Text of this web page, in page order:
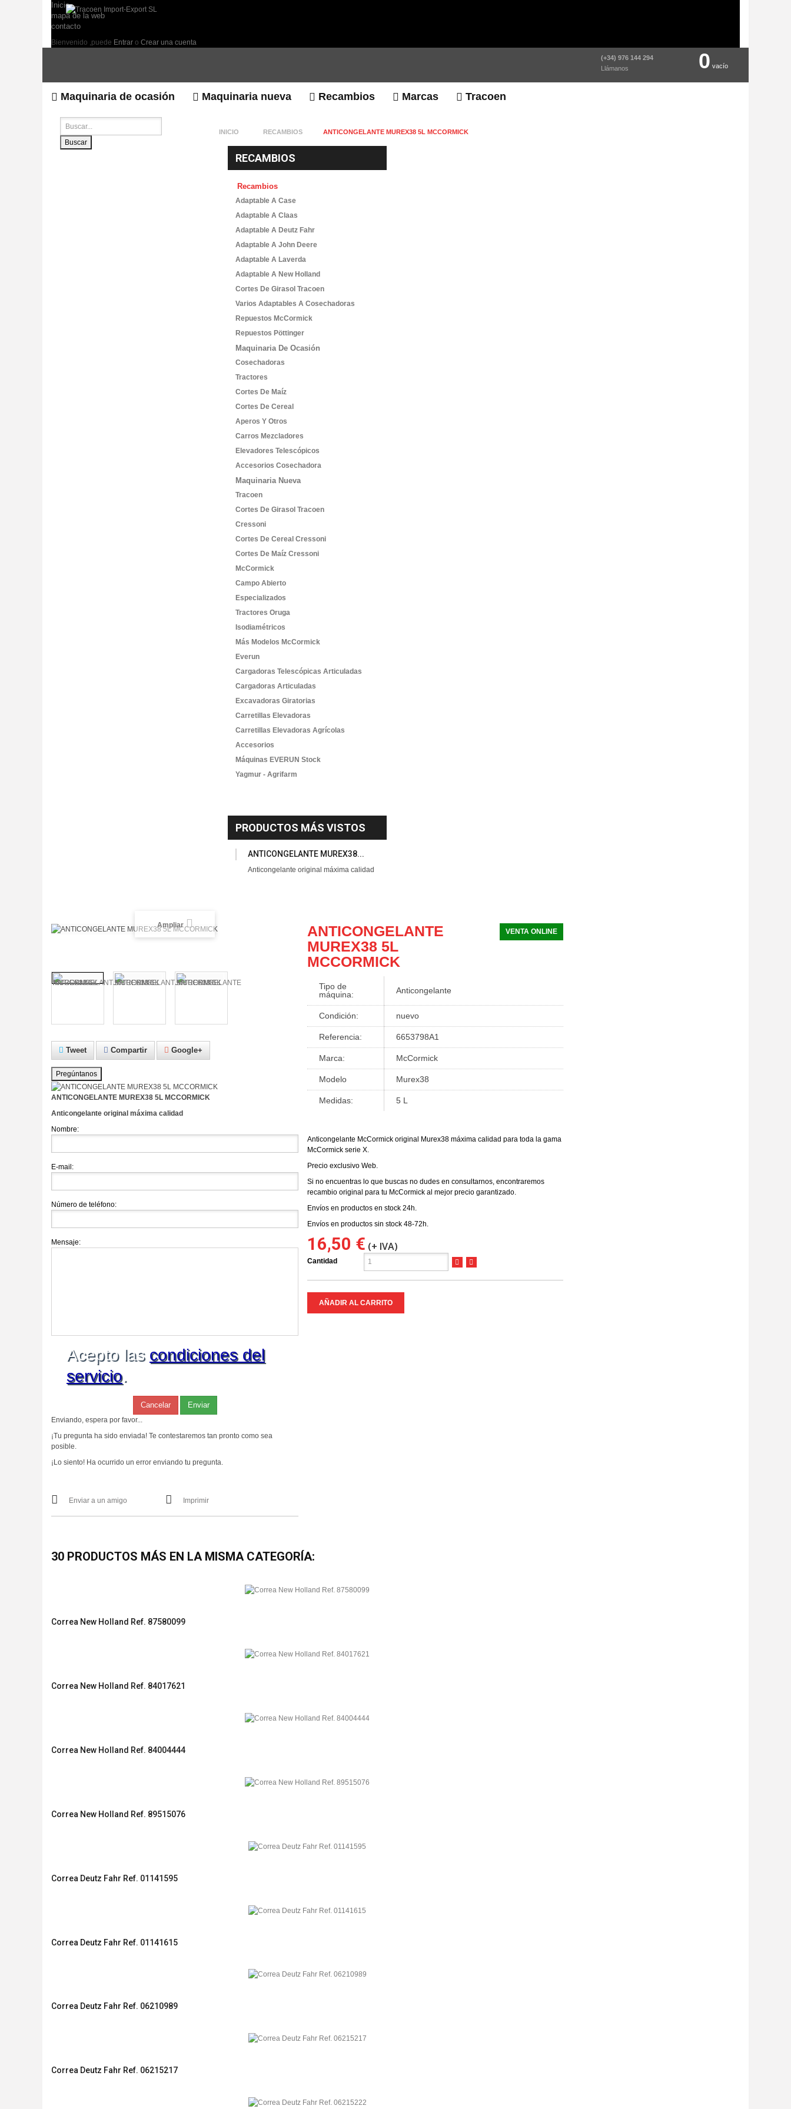
Inicio
mapa de la web
contacto
Bienvenido ,puede Entrar o Crear una cuenta
0 vacío
(+34) 976 144 294
Llámanos
Maquinaria de ocasión Maquinaria nueva Recambios Marcas Tracoen
Buscar
INICIO RECAMBIOS ANTICONGELANTE MUREX38 5L MCCORMICK
RECAMBIOS
Recambios
Adaptable A Case
Adaptable A Claas
Adaptable A Deutz Fahr
Adaptable A John Deere
Adaptable A Laverda
Adaptable A New Holland
Cortes De Girasol Tracoen
Varios Adaptables A Cosechadoras
Repuestos McCormick
Repuestos Pöttinger
Maquinaria De Ocasión
Cosechadoras
Tractores
Cortes De Maíz
Cortes De Cereal
Aperos Y Otros
Carros Mezcladores
Elevadores Telescópicos
Accesorios Cosechadora
Maquinaria Nueva
Tracoen
Cortes De Girasol Tracoen
Cressoni
Cortes De Cereal Cressoni
Cortes De Maíz Cressoni
McCormick
Campo Abierto
Especializados
Tractores Oruga
Isodiamétricos
Más Modelos McCormick
Everun
Cargadoras Telescópicas Articuladas
Cargadoras Articuladas
Excavadoras Giratorias
Carretillas Elevadoras
Carretillas Elevadoras Agrícolas
Accesorios
Máquinas EVERUN Stock
Yagmur - Agrifarm
PRODUCTOS MÁS VISTOS
ANTICONGELANTE MUREX38...
Anticongelante original máxima calidad
Ampliar
Tweet Compartir Google+
Pregúntanos
ANTICONGELANTE MUREX38 5L MCCORMICK
Anticongelante original máxima calidad
Nombre:
E-mail:
Número de teléfono:
Mensaje:
Acepto las condiciones del
servicio.
Cancelar Enviar
Enviando, espera por favor...
¡Tu pregunta ha sido enviada! Te contestaremos tan pronto como sea
posible.
¡Lo siento! Ha ocurrido un error enviando tu pregunta.
Enviar a un amigo Imprimir
VENTA ONLINE
ANTICONGELANTE
MUREX38 5L
MCCORMICK
Tipo de
máquina:
Anticongelante
Condición: nuevo
Referencia: 6653798A1
Marca: McCormick
Modelo Murex38
Medidas: 5 L
Anticongelante McCormick original Murex38 máxima calidad para toda la gama
McCormick serie X.
Precio exclusivo Web.
Si no encuentras lo que buscas no dudes en consultarnos, encontraremos
recambio original para tu McCormick al mejor precio garantizado.
Envíos en productos en stock 24h.
Envíos en productos sin stock 48-72h.
16,50 € (+ IVA)
Cantidad
AÑADIR AL CARRITO
30 PRODUCTOS MÁS EN LA MISMA CATEGORÍA:
Correa New Holland Ref. 87580099
Correa New Holland Ref. 84017621
Correa New Holland Ref. 84004444
Correa New Holland Ref. 89515076
Correa Deutz Fahr Ref. 01141595
Correa Deutz Fahr Ref. 01141615
Correa Deutz Fahr Ref. 06210989
Correa Deutz Fahr Ref. 06215217